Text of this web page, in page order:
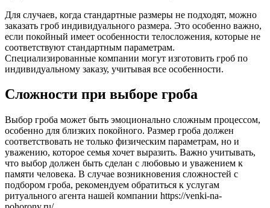
Для случаев, когда стандартные размеры не подходят, можно
заказать гроб индивидуального размера. Это особенно важно,
если покойный имеет особенности телосложения, которые не
соответствуют стандартным параметрам.
Специализированные компании могут изготовить гроб по
индивидуальному заказу, учитывая все особенности.
Сложности при выборе гроба
Выбор гроба может быть эмоционально сложным процессом,
особенно для близких покойного. Размер гроба должен
соответствовать не только физическим параметрам, но и
уважению, которое семья хочет выразить. Важно учитывать,
что выбор должен быть сделан с любовью и уважением к
памяти человека. В случае возникновения сложностей с
подбором гроба, рекомендуем обратиться к услугам
ритуального агента нашей компании https://venki-na-